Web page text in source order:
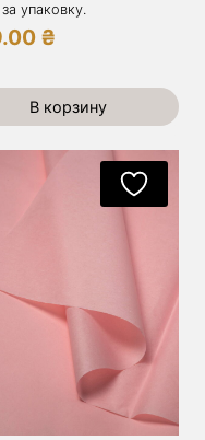
упаковку.
₴
В корзину